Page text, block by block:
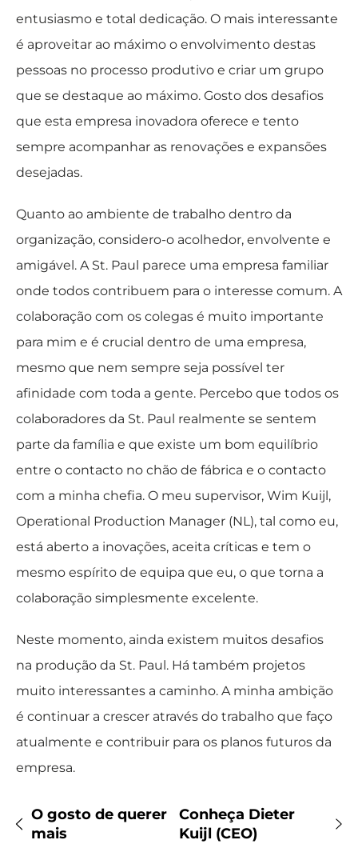
entusiasmo e total dedicação. O mais interessante
é aproveitar ao máximo o envolvimento destas
pessoas no processo produtivo e criar um grupo
que se destaque ao máximo. Gosto dos desafios
que esta empresa inovadora oferece e tento
sempre acompanhar as renovações e expansões
desejadas.
Quanto ao ambiente de trabalho dentro da
organização, considero-o acolhedor, envolvente e
amigável. A St. Paul parece uma empresa familiar
onde todos contribuem para o interesse comum. A
colaboração com os colegas é muito importante
para mim e é crucial dentro de uma empresa,
mesmo que nem sempre seja possível ter
afinidade com toda a gente. Percebo que todos os
colaboradores da St. Paul realmente se sentem
parte da família e que existe um bom equilíbrio
entre o contacto no chão de fábrica e o contacto
com a minha chefia. O meu supervisor, Wim Kuijl,
Operational Production Manager (NL), tal como eu,
está aberto a inovações, aceita críticas e tem o
mesmo espírito de equipa que eu, o que torna a
colaboração simplesmente excelente.
Neste momento, ainda existem muitos desafios
na produção da St. Paul. Há também projetos
muito interessantes a caminho. A minha ambição
é continuar a crescer através do trabalho que faço
atualmente e contribuir para os planos futuros da
empresa.
O gosto de querer
mais
Conheça Dieter
Kuijl (CEO)